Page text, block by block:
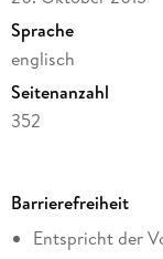
Sprache
englisch
Seitenanzahl
352
Reihe
Diversified
Barrierefreiheit
Entspricht der